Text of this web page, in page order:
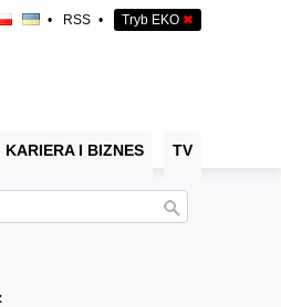
• RSS • Tryb EKO ✖
KARIERA I BIZNES TV